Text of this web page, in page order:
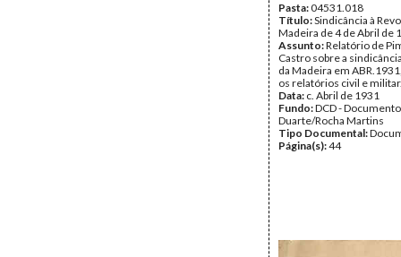
Pasta:04531.018
Título:Sindicância à
Madeira de 4 de Abril de
Assunto:Relatório de
Castro sobre a
da Madeira em
os relatórios civil e
Data: c. Abril de 1931
Fundo:DCD -
Duarte/Rocha Martins
Tipo Documental:
Página(s):44